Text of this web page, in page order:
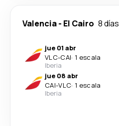
Valencia- El Cairo 8 días
jue 01 abr
VLC-CAI· 1 escala
Iberia
jue 08 abr
CAI-VLC· 1 escala
Iberia